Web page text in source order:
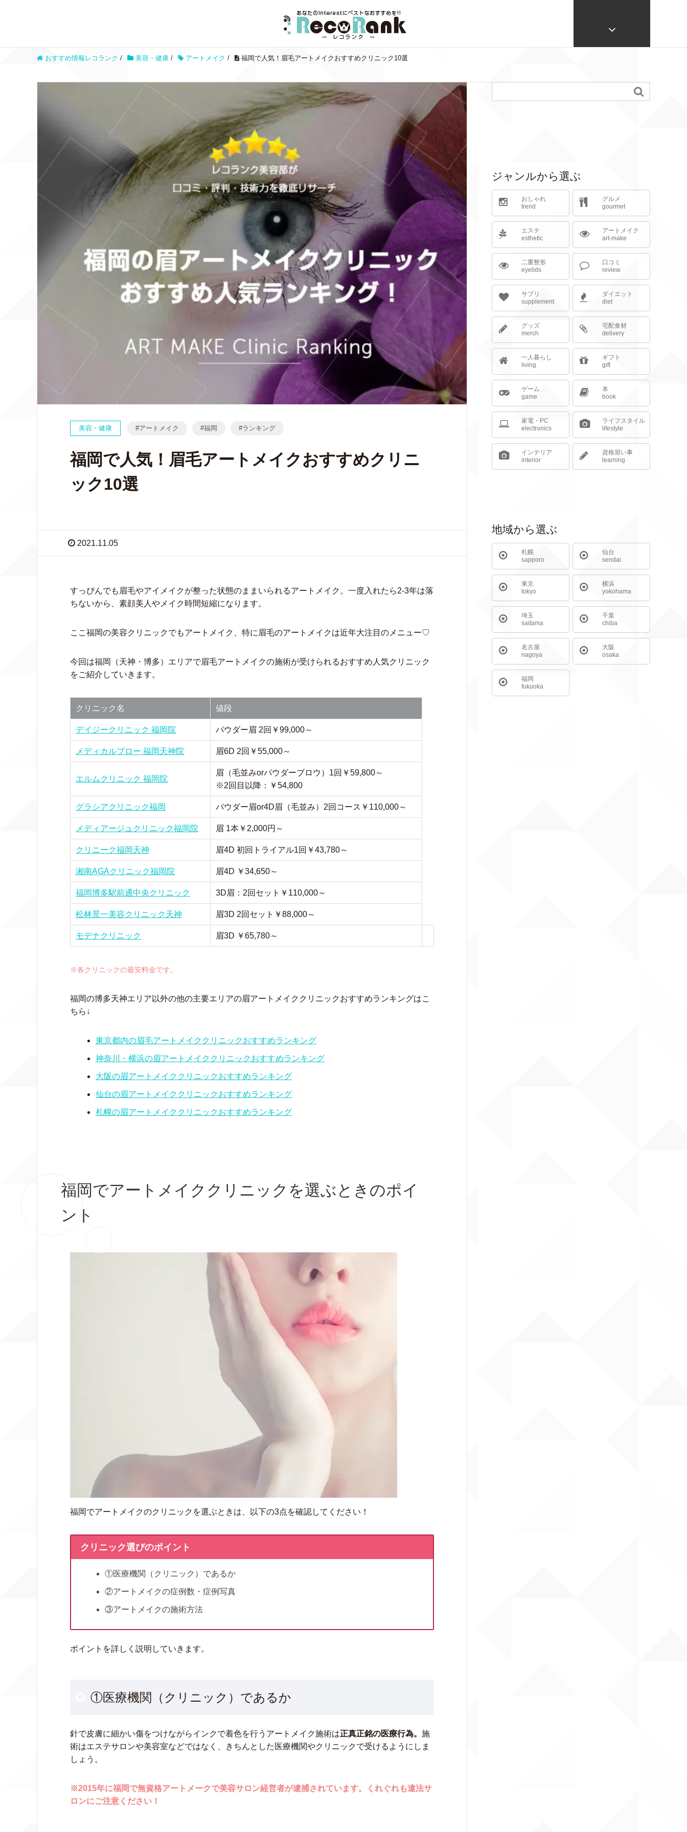
おすすめ情報レコランク / 美容・健康 / アートメイク / 福岡で人気！眉毛アートメイクおすすめクリニック10選
美容・健康 アートメイク 福岡 ランキング
福岡で人気！眉毛アートメイクおすすめクリニ
ック10選
2021.11.05
すっぴんでも眉毛やアイメイクが整った状態のままいられるアートメイク。一度入れたら2-3年は落
ちないから、素顔美人やメイク時間短縮になります。
ここ福岡の美容クリニックでもアートメイク、特に眉毛のアートメイクは近年大注目のメニュー♡
今回は福岡（天神・博多）エリアで眉毛アートメイクの施術が受けられるおすすめ人気クリニック
をご紹介していきます。
クリニック名 値段
デイジークリニック 福岡院 パウダー眉 2回￥99,000～
メディカルブロー 福岡天神院 眉6D 2回￥55,000～
エルムクリニック 福岡院
眉（毛並みorパウダーブロウ）1回￥59,800～
※2回目以降：￥54,800
グラシアクリニック福岡 パウダー眉or4D眉（毛並み）2回コース￥110,000～
メディアージュクリニック福岡院 眉 1本￥2,000円～
クリニーク福岡天神 眉4D 初回トライアル1回￥43,780～
湘南AGAクリニック福岡院 眉4D ￥34,650～
福岡博多駅前通中央クリニック 3D眉：2回セット￥110,000～
松林景一美容クリニック天神 眉3D 2回セット￥88,000～
モデナクリニック 眉3D ￥65,780～
※各クリニックの最安料金です。
福岡の博多天神エリア以外の他の主要エリアの眉アートメイククリニックおすすめランキングはこ
ちら↓
東京都内の眉毛アートメイククリニックおすすめランキング
神奈川・横浜の眉アートメイククリニックおすすめランキング
大阪の眉アートメイククリニックおすすめランキング
仙台の眉アートメイククリニックおすすめランキング
札幌の眉アートメイククリニックおすすめランキング
福岡でアートメイククリニックを選ぶときのポイ
ント
福岡でアートメイクのクリニックを選ぶときは、以下の3点を確認してください！
クリニック選びのポイント
①医療機関（クリニック）であるか
②アートメイクの症例数・症例写真
③アートメイクの施術方法
ポイントを詳しく説明していきます。
①医療機関（クリニック）であるか
針で皮膚に細かい傷をつけながらインクで着色を行うアートメイク施術は正真正銘の医療行為。 施
術はエステサロンや美容室などではなく、きちんとした医療機関やクリニックで受けるようにしま
しょう。
※2015年に福岡で無資格アートメークで美容サロン経営者が逮捕されています。くれぐれも違法サ
ロンにご注意ください！

ジャンルから選ぶ
おしゃれ
trend
グルメ
gourmet
エステ
esthetic
アートメイク
art-make
二重整形
eyelids
口コミ
review
サプリ
supplement
ダイエット
diet
グッズ
merch
宅配食材
delivery
一人暮らし
living
ギフト
gift
ゲーム
game
本
book
家電・PC
electronics
ライフスタイル
lifestyle
インテリア
interior
資格習い事
learning
地域から選ぶ
札幌
sapporo
仙台
sendai
東京
tokyo
横浜
yokohama
埼玉
saitama
千葉
chiba
名古屋
nagoya
大阪
osaka
福岡
fukuoka